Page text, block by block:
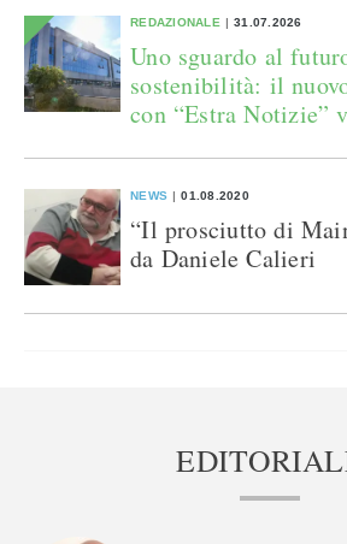
REDAZIONALE 31.07.2026
Uno sguardo al
sostenibilità: il
con “Estra Notizie”
NEWS 01.08.2020
“Il prosciutto di
da Daniele Calieri